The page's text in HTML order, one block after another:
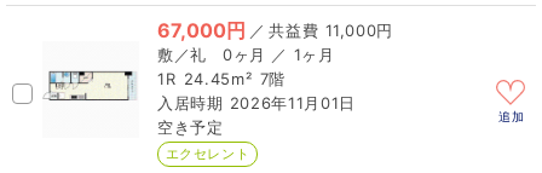
67,000円 ／
11,000円
0ヶ月 ／ 1ヶ月
1R 24.45m² 7階
2026年11月01日
空き予定
エクセレント
追加